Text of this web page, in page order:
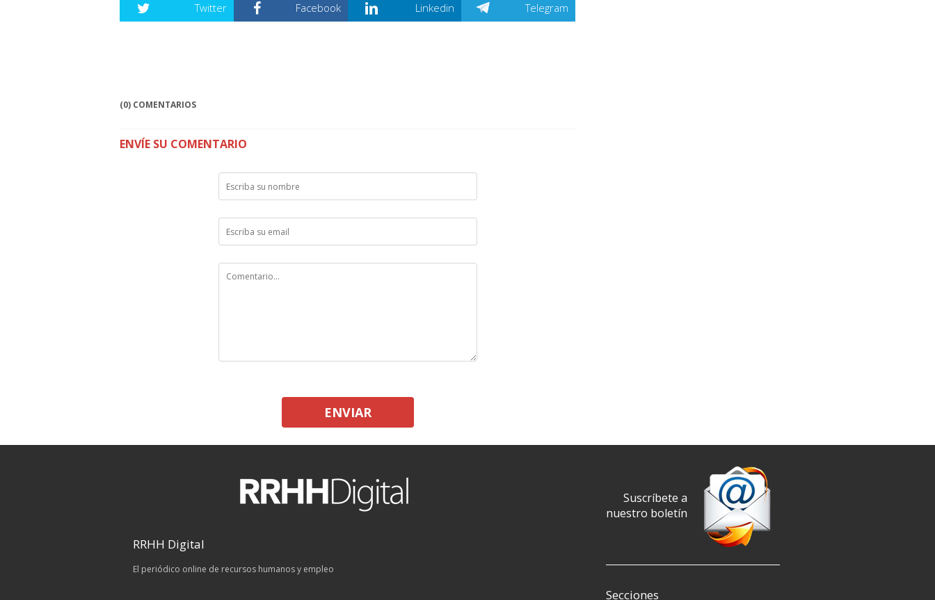
Twitter Facebook Linkedin Telegram
(0) COMENTARIOS
ENVÍE SU COMENTARIO
ENVIAR
RRHH Digital
El periódico online de recursos humanos y empleo
Suscríbete a
nuestro boletín
Secciones